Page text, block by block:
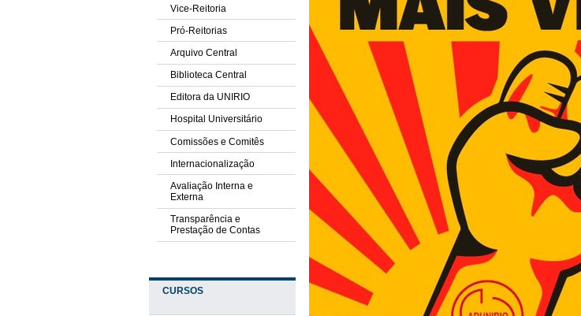
Vice-Reitoria
Pró-Reitorias
Arquivo Central
Biblioteca Central
Editora da UNIRIO
Hospital Universitário
Comissões e Comitês
Internacionalização
Avaliação Interna e
Externa
Transparência e
Prestação de Contas
CURSOS